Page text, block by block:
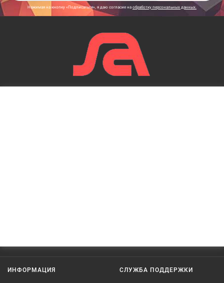
Нажимая на кнопку «Подписаться», я даю cогласие на обработку персональных данных.
ИНФОРМАЦИЯ СЛУЖБА ПОДДЕРЖКИ